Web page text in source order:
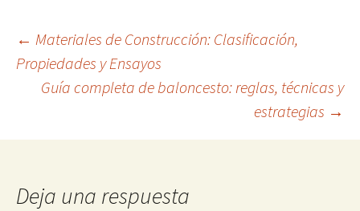
Navegación
de
entradas
← Materiales de Construcción: Clasificación,
Propiedades y Ensayos
Guía completa de baloncesto: reglas, técnicas y
estrategias →
Deja una respuesta